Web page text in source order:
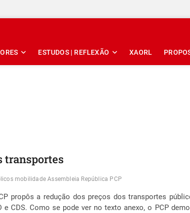
ESTUDOS | REFLEXÃO XAORL
transportes
mobilidade Assembleia República PCP
propôs a redução dos preços dos transportes
e CDS. Como se pode ver no texto anexo, o PCP